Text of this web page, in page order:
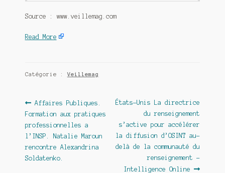
Source : www.veillemag.com
Read More
Catégorie :Veillemag
Navigation
de
l’article
Article
précédent :
Affaires Publiques.
Formation aux pratiques
professionnelles a
l’INSP. Natalie Maroun
rencontre Alexandrina
Soldatenko.
Article
suivant :
États-Unis La directrice
du renseignement
s’active pour accélérer
la diffusion d’OSINT au-
delà de la communauté du
renseignement –
Intelligence Online